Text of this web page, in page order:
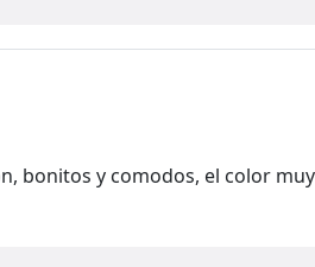
bonitos y comodos, el color